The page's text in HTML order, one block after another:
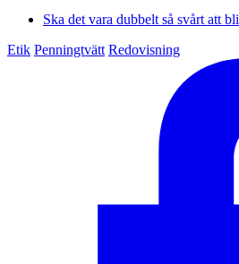
Ska det vara dubbelt så svårt att
Etik Penningtvätt Redovisning